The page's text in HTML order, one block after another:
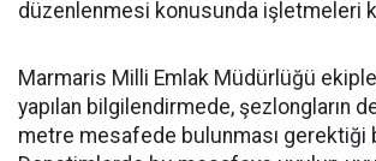
düzenlenmesi konusunda işletmeleri
Marmaris Milli Emlak Müdürlüğü
yapılan bilgilendirmede, şezlongların
metre mesafede bulunması gerektiği